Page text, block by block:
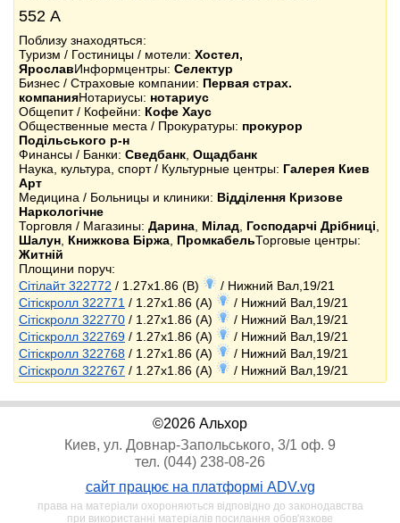
552 А
Поблизу знаходяться:
Туризм / Гостиницы / мотели: Хостел,
ЯрославИнформцентры: Селектур
Бизнес / Страховые компании: Первая страх.
компанияНотариусы: нотариус
Общепит / Кофейни: Кофе Хаус
Общественные места / Прокуратуры: прокурор
Подільського р-н
Финансы / Банки: Сведбанк Ощадбанк
Наука, культура, спорт / Культурные центры: Галерея Киев
Арт
Медицина / Больницы и клиники: Відділення Кризове
Наркологічне
Торговля / Магазины: Дарина Мілад Господарчі Дрібниці
Шалун Книжкова Біржа ПромкабельТорговые центры:
Житній
Площини поруч:
Сітілайт 322772 / 1.27x1.86 (B)
/ Нижний Вал,19/21
Сітіскролл 322771 / 1.27x1.86 (A)
/ Нижний Вал,19/21
Сітіскролл 322770 / 1.27x1.86 (A)
/ Нижний Вал,19/21
Сітіскролл 322769 / 1.27x1.86 (A)
/ Нижний Вал,19/21
Сітіскролл 322768 / 1.27x1.86 (A)
/ Нижний Вал,19/21
Сітіскролл 322767 / 1.27x1.86 (A) / Нижний Вал,19/21
©2026 Альхор
Киев, ул. Довнар-Запольського, 3/1 оф. 9
тел. (044) 238-08-26
сайт працює на платформі ADV.vg
права на матеріали охороняються відповідно до законодавства
при використанні матеріалів посилання обов'язкове